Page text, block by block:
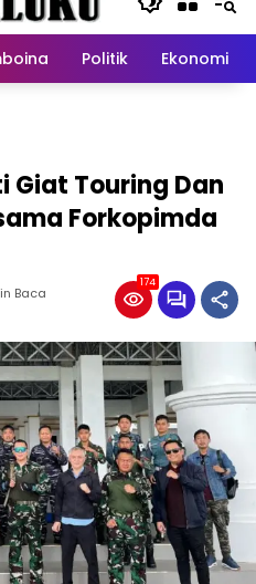
Politik Ekonomi
Giat Touring Dan
Forkopimda
Baca
174